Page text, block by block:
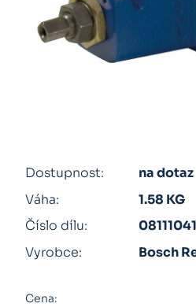
Dostupnost:
na dotaz
Váha:
1.58 KG
Číslo dílu:
Vyrobce:
Bosch
Cena: